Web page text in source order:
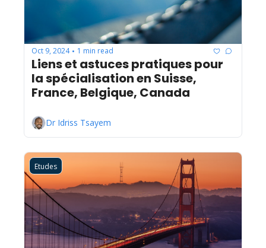
Oct 9, 2024 • 1 min read
Liens et astuces pratiques pour
la spécialisation en Suisse,
France, Belgique, Canada
Dr Idriss Tsayem
Etudes